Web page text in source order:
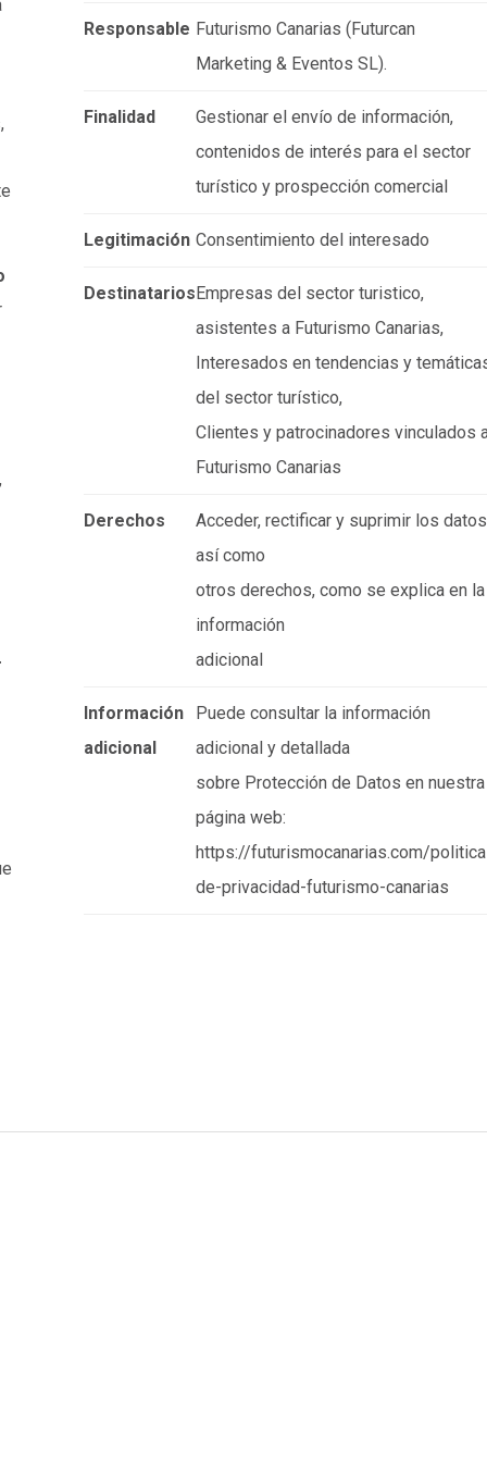
Responsable Futurismo Canarias (Futurcan
Marketing & Eventos SL).
Finalidad
Gestionar el envío de información,
contenidos de interés para el sector
turístico y prospección comercial
Legitimación Consentimiento del interesado
DestinatariosEmpresas del sector turistico,
asistentes a Futurismo Canarias,
Interesados en tendencias y
del sector turístico,
Clientes y patrocinadores vinculados
Futurismo Canarias
Derechos
Acceder, rectificar y suprimir los
así como
otros derechos, como se explica en la
información
adicional
Información
adicional
Puede consultar la información
adicional y detallada
sobre Protección de Datos en nuestra
página web:
https://futurismocanarias.com/
de-privacidad-futurismo-canarias